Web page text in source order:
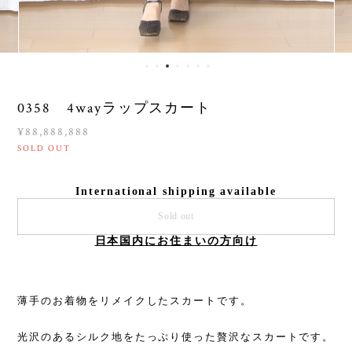
0358 4wayラップスカート
¥88,888,888
SOLD OUT
International shipping available
Sold out
日本国内にお住まいの方向け
薄手のお着物をリメイクしたスカートです。
光沢のあるシルク地をたっぷり使った贅沢なスカートです。